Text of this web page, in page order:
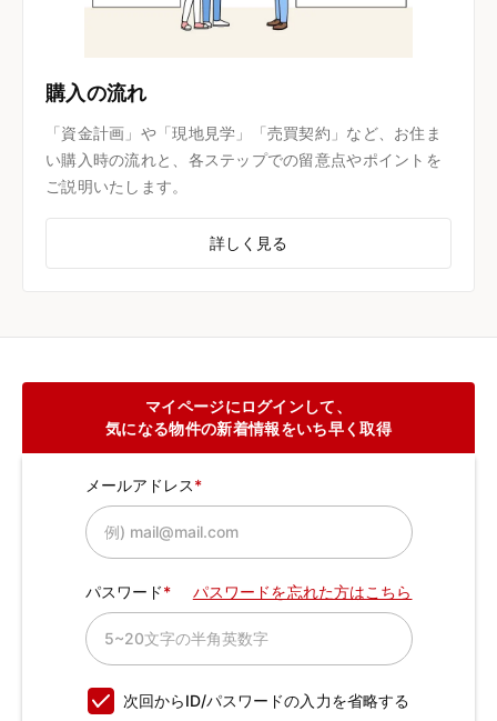
購入の流れ
「資金計画」や「現地見学」「売買契約」など、お住ま
い購入時の流れと、各ステップでの留意点やポイントを
ご説明いたします。
詳しく見る
マイページにログインして、
気になる物件の新着情報をいち早く取得
メールアドレス
パスワード パスワードを忘れた方はこちら
次回からID/パスワードの入力を省略する